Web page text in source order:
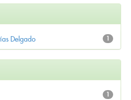
1
Delgado
1